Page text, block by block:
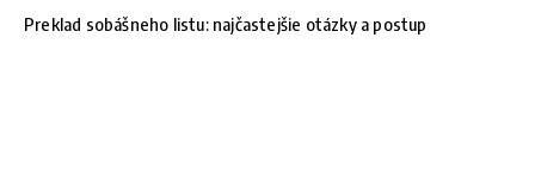
Preklad sobášneho listu: najčastejšie otázky a postup